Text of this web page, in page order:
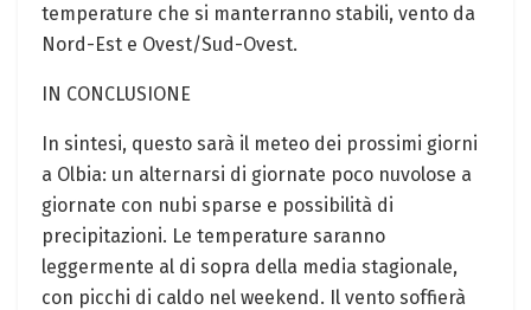
temperature che si manterranno stabili, vento da
Nord-Est e Ovest/Sud-Ovest.
IN CONCLUSIONE
In sintesi, questo sarà il meteo dei prossimi giorni
a Olbia: un alternarsi di giornate poco nuvolose a
giornate con nubi sparse e possibilità di
precipitazioni. Le temperature saranno
leggermente al di sopra della media stagionale,
con picchi di caldo nel weekend. Il vento soffierà